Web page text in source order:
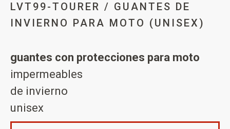
LVT99-TOURER / GUANTES DE
INVIERNO PARA MOTO (UNISEX)
guantes con protecciones para moto
impermeables
de invierno
unisex